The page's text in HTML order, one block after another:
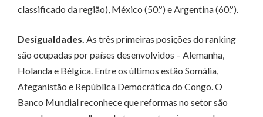
classificado da região), México (50.º) e Argentina (60.º).
Desigualdades. As três primeiras posições do ranking
são ocupadas por países desenvolvidos – Alemanha,
Holanda e Bélgica. Entre os últimos estão Somália,
Afeganistão e República Democrática do Congo. O
Banco Mundial reconhece que reformas no setor são